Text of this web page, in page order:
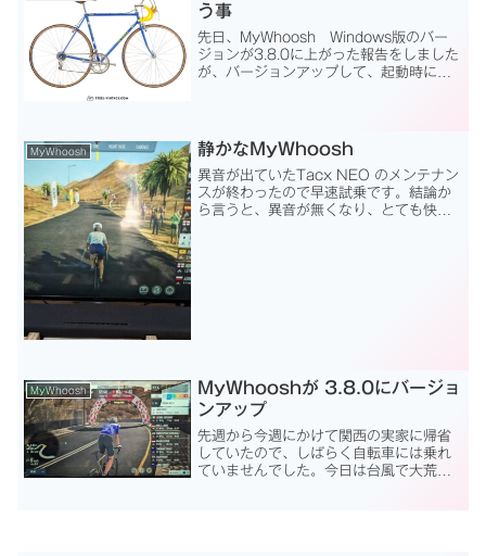
う事
先日、MyWhoosh Windows版のバー
ジョンが3.8.0に上がった報告をしました
が、バージョンアップして、起動時に警
影響が出...
MyWhoosh 静かなMyWhoosh
異音が出ていたTacx NEO のメンテナン
スが終わったので早速試乗です。結論か
ら言うと、異音が無くなり、とても快適
MyWhoosh
MyWhooshが 3.8.0にバージョ
ンアップ
先週から今週にかけて関西の実家に帰省
していたので、しばらく自転車には乗れ
ていませんでした。今日は台風で大荒れ